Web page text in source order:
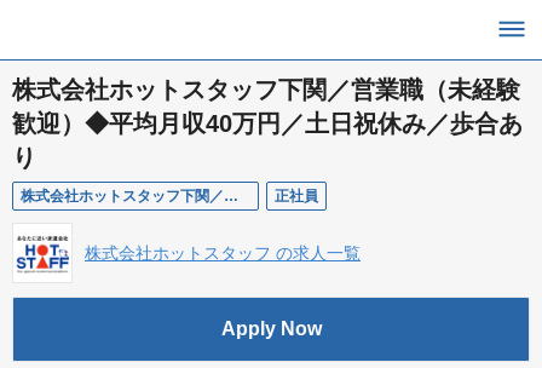
株式会社ホットスタッフ下関／営業職（未経験
歓迎）◆平均月収40万円／土日祝休み／歩合あ
り
株式会社ホットスタッフ下関／営業職 正社員
株式会社ホットスタッフ の求人一覧
Apply Now